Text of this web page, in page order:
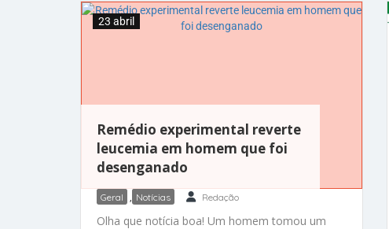
Remédio experimental reverte
leucemia em homem que foi
desenganado
23 abril
Geral , Notícias Redação
Olha que notícia boa! Um homem tomou um